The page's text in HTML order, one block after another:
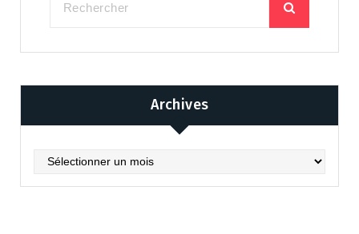
Archives
Archives